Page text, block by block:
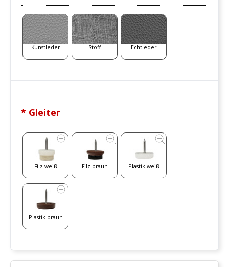
Kunstleder Stoff Echtleder
* Gleiter
Filz-weiß Filz-braun Plastik-weiß
Plastik-braun